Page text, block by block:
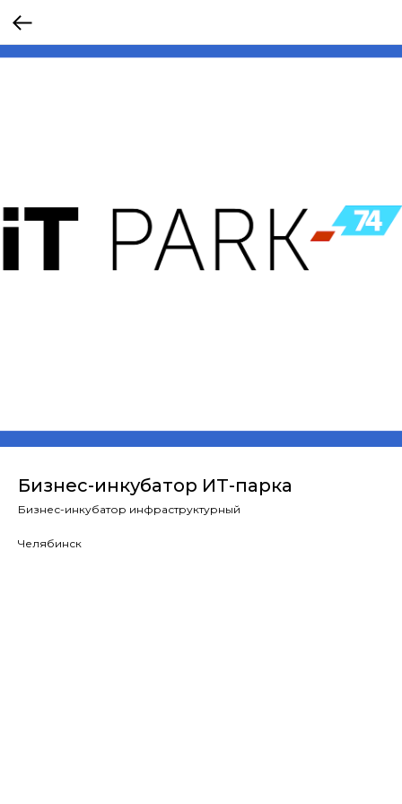
Бизнес-инкубатор ИТ-парка
Бизнес-инкубатор инфраструктурный
Челябинск